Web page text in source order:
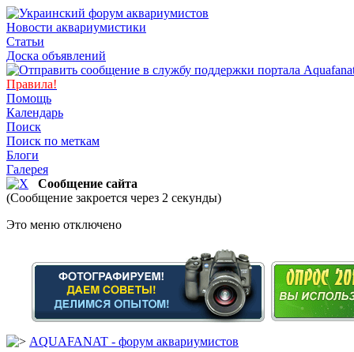
Новости аквариумистики
Статьи
Доска объявлений
Правила!
Помощь
Календарь
Поиск
Поиск по меткам
Блоги
Галерея
Сообщение сайта
(Сообщение закроется через 2 секунды)
Это меню отключено
AQUAFANAT - форум аквариумистов